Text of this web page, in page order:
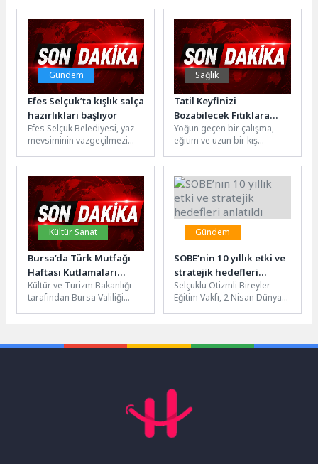
1.200’den fazla tedarikçisiyle
perakende...
geleceğe hazırlayan Okan
Koleji, onları bilim ve
teknolojiyle...
Gündem
Efes Selçuk’ta kışlık salça
hazırlıkları başlıyor
Efes Selçuk Belediyesi, yaz
mevsiminin vazgeçilmezi
kolaylaştırıyor. Efes
Selçuk'ta...
Sağlık
Tatil Keyfinizi
Bozabilecek Fıtıklara
Karşı 8 Önlem
Yoğun geçen bir çalışma,
eğitim ve uzun bir kış
hepimizin hayali dinlenmek,
yenilenmek...
Kültür Sanat
Bursa’da Türk Mutfağı
Haftası Kutlamaları
İnegöl’den Başladı
Kültür ve Turizm Bakanlığı
tarafından Bursa Valiliği
Gündem
SOBE’nin 10 yıllık etki ve
stratejik hedefleri
anlatıldı
Selçuklu Otizmli Bireyler
Eğitim Vakfı, 2 Nisan Dünya